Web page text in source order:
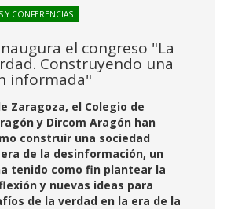
Y CONFERENCIAS
el congreso "La
Construyendo una
informada"
Zaragoza, el Colegio de
y Dircom Aragón han
construir una sociedad
de la desinformación, un
tenido como fin plantear la
y nuevas ideas para
de la verdad en la era de la